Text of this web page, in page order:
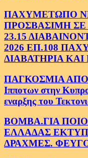
ΠΑΧΥΜΕΤΩΠΟ
ΠΡΟΣΒΑΣΙΜΗ
23.15
2026 ΕΠ.108
ΔΙΑΒΑΤΗΡΙΑ
ΠΑΓΚΟΣΜΙΑ
Ιπποτων στην
εναρξης του
ΒΟΜΒΑ.ΓΙΑ
ΕΛΛΑΔΑΣ
ΔΡΑΧΜΕΣ.